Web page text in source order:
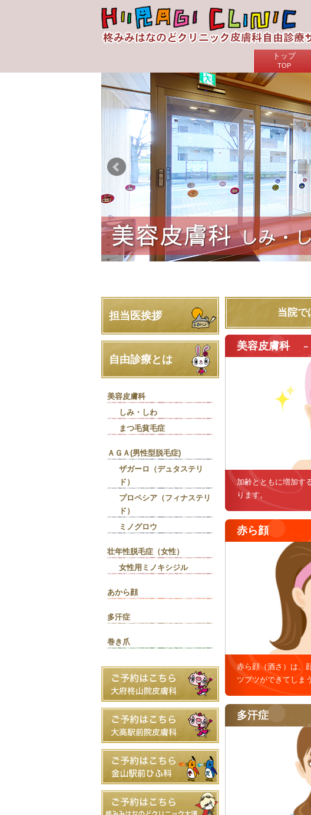
トップ
TOP
当院で
美容皮膚科
加齢とともに増加す
ります。
赤ら顔
赤ら顔（酒さ）は、
ツブツができてしま
多汗症
担当医挨拶
自由診療とは
美容皮膚科
しみ・しわ
まつ毛貧毛症
ＡＧＡ(男性型脱毛症)
ザガーロ（デュタステリ
ド）
プロペシア（フィナステリ
ド）
ミノグロウ
壮年性脱毛症（女性）
女性用ミノキシジル
あから顔
多汗症
巻き爪